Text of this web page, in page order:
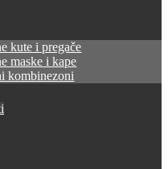
kute i pregače
maske i kape
kombinezoni